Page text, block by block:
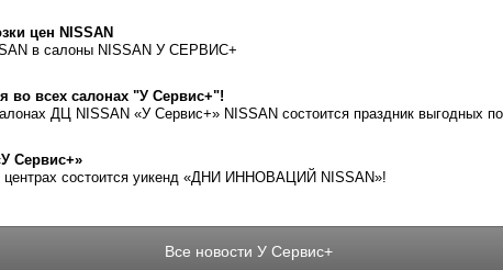
цен NISSAN
в салоны NISSAN У СЕРВИС+
во всех салонах "У Сервис+"!
ДЦ NISSAN «У Сервис+» NISSAN состоится праздник выгодных
Сервис+»
центрах состоится уикенд «ДНИ ИННОВАЦИЙ NISSAN»!
Все новости У Сервис+